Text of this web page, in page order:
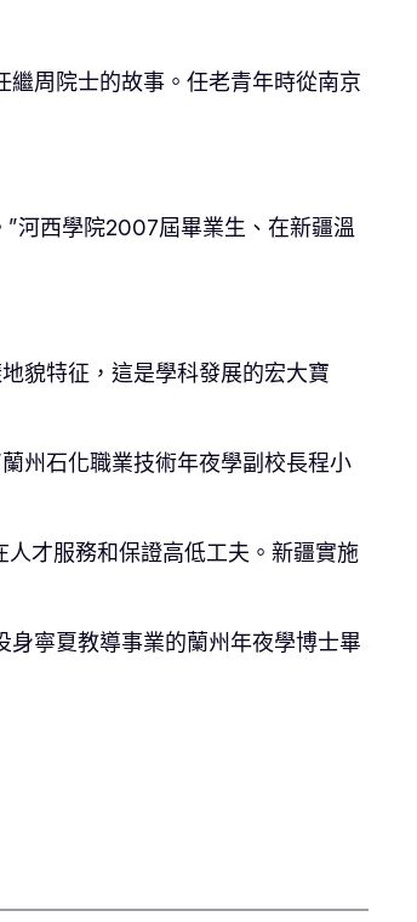
周院士的故事。任老青年時從南京
河西學院2007屆畢業生、在新疆溫
貌特征，這是學科發展的宏大寶
州石化職業技術年夜學副校長程小
才服務和保證高低工夫。新疆實施
身寧夏教導事業的蘭州年夜學博士畢